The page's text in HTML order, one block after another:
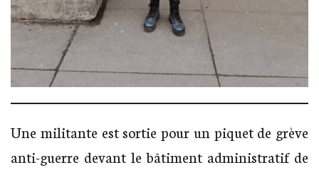
Une militante est sortie pour un piquet de grève
anti-guerre devant le bâtiment administratif de